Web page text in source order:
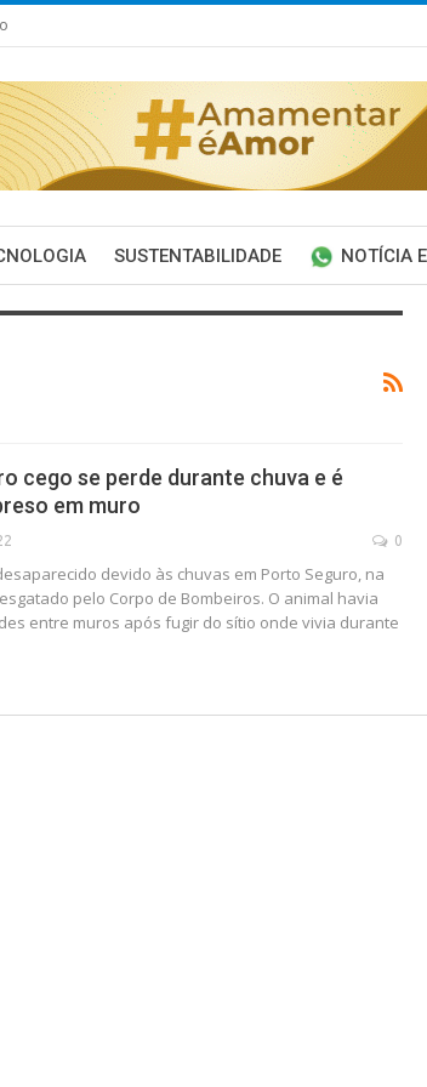
SUSTENTABILIDADE NOTÍCIA
cego se perde durante chuva e é
em muro
0
devido às chuvas em Porto Seguro, na
pelo Corpo de Bombeiros. O animal havia
entre muros após fugir do sítio onde vivia durante